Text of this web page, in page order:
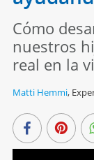
Cómo
nuestros
real en la
Matti Hemmi,